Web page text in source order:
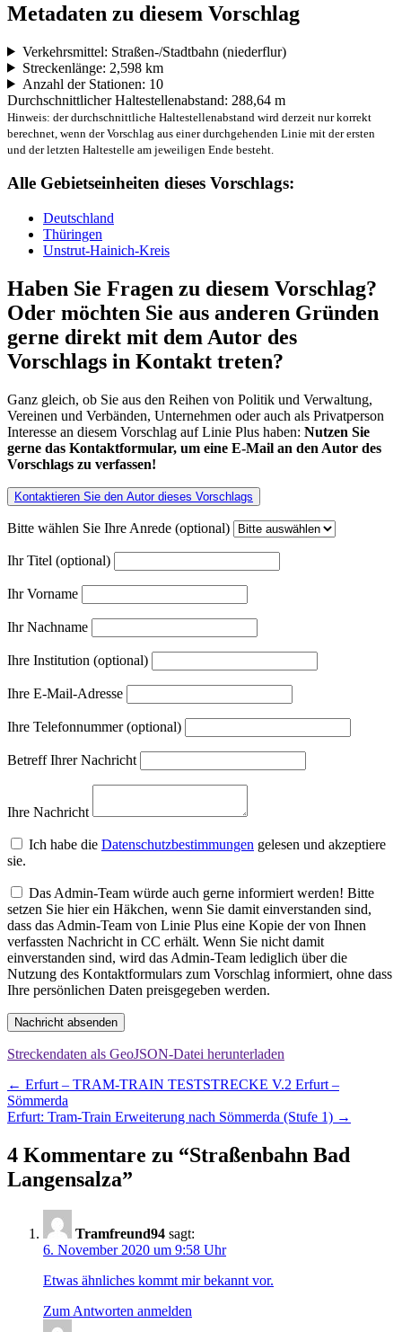
Metadaten zu diesem Vorschlag
Verkehrsmittel: Straßen-/Stadtbahn (niederflur)
Streckenlänge: 2,598 km
Anzahl der Stationen: 10
Durchschnittlicher Haltestellenabstand: 288,64 m
Hinweis: der durchschnittliche Haltestellenabstand wird derzeit nur korrekt
berechnet, wenn der Vorschlag aus einer durchgehenden Linie mit der ersten
und der letzten Haltestelle am jeweiligen Ende besteht.
Alle Gebietseinheiten dieses Vorschlags:
Deutschland
Thüringen
Unstrut-Hainich-Kreis
Haben Sie Fragen zu diesem Vorschlag?
Oder möchten Sie aus anderen Gründen
gerne direkt mit dem Autor des
Vorschlags in Kontakt treten?
Ganz gleich, ob Sie aus den Reihen von Politik und Verwaltung,
Vereinen und Verbänden, Unternehmen oder auch als Privatperson
Interesse an diesem Vorschlag auf Linie Plus haben: Nutzen Sie
gerne das Kontaktformular, um eine E-Mail an den Autor des
Vorschlags zu verfassen!
Kontaktieren Sie den Autor dieses Vorschlags
Bitte wählen Sie Ihre Anrede (optional)
Ihr Titel (optional)
Ihr Vorname
Ihr Nachname
Ihre Institution (optional)
Ihre E-Mail-Adresse
Ihre Telefonnummer (optional)
Betreff Ihrer Nachricht
Ihre Nachricht
Ich habe die Datenschutzbestimmungen gelesen und akzeptiere
sie.
Das Admin-Team würde auch gerne informiert werden! Bitte
setzen Sie hier ein Häkchen, wenn Sie damit einverstanden sind,
dass das Admin-Team von Linie Plus eine Kopie der von Ihnen
verfassten Nachricht in CC erhält. Wenn Sie nicht damit
einverstanden sind, wird das Admin-Team lediglich über die
Nutzung des Kontaktformulars zum Vorschlag informiert, ohne dass
Ihre persönlichen Daten preisgegeben werden.
Nachricht absenden
Streckendaten als GeoJSON-Datei herunterladen
Beitragsnavigation
← Erfurt – TRAM-TRAIN TESTSTRECKE V.2 Erfurt –
Sömmerda
Erfurt: Tram-Train Erweiterung nach Sömmerda (Stufe 1) →
4 Kommentare zu “Straßenbahn Bad
Langensalza”
Tramfreund94 sagt:
6. November 2020 um 9:58 Uhr
Etwas ähnliches kommt mir bekannt vor.
Zum Antworten anmelden